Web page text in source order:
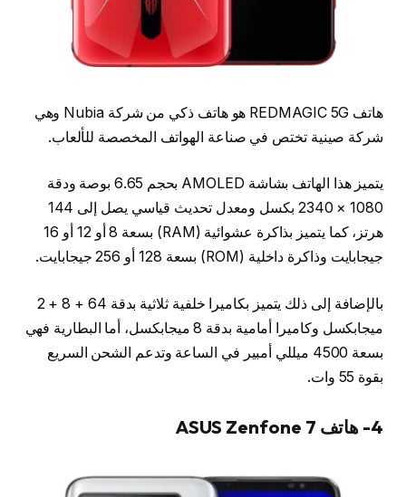
هاتف REDMAGIC 5G هو هاتف ذكي من شركة Nubia وهي
شركة صينية تختص في صناعة الهواتف المخصصة للألعاب.
يتميز هذا الهاتف بشاشة AMOLED بحجم 6.65 بوصة ودقة
1080 × 2340 بكسل ومعدل تحديث قياسي يصل إلى 144
هرتز، كما يتميز بذاكرة عشوائية (RAM) بسعة 8 أو 12 أو 16
جيجابايت وذاكرة داخلية (ROM) بسعة 128 أو 256 جيجابايت.
بالإضافة إلى ذلك يتميز بكاميرا خلفية ثلاثية بدقة 64 + 8 + 2
ميجابكسل وكاميرا أمامية بدقة 8 ميجابكسل، أما البطارية فهي
بسعة 4500 ميللي أمبير في الساعة وتدعم الشحن السريع
بقوة 55 وات.
4- هاتف ASUS Zenfone 7